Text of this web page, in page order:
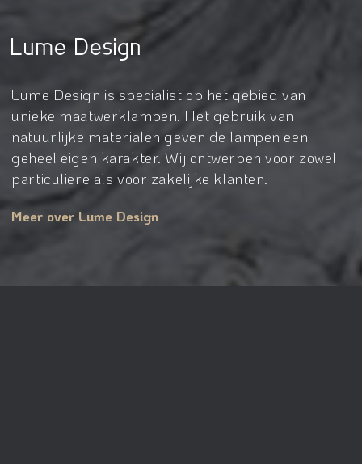
Lume Design
Lume Design is specialist op het gebied van
unieke maatwerklampen. Het gebruik van
natuurlijke materialen geven de lampen een
geheel eigen karakter. Wij ontwerpen voor zowel
particuliere als voor zakelijke klanten.
Meer over Lume Design